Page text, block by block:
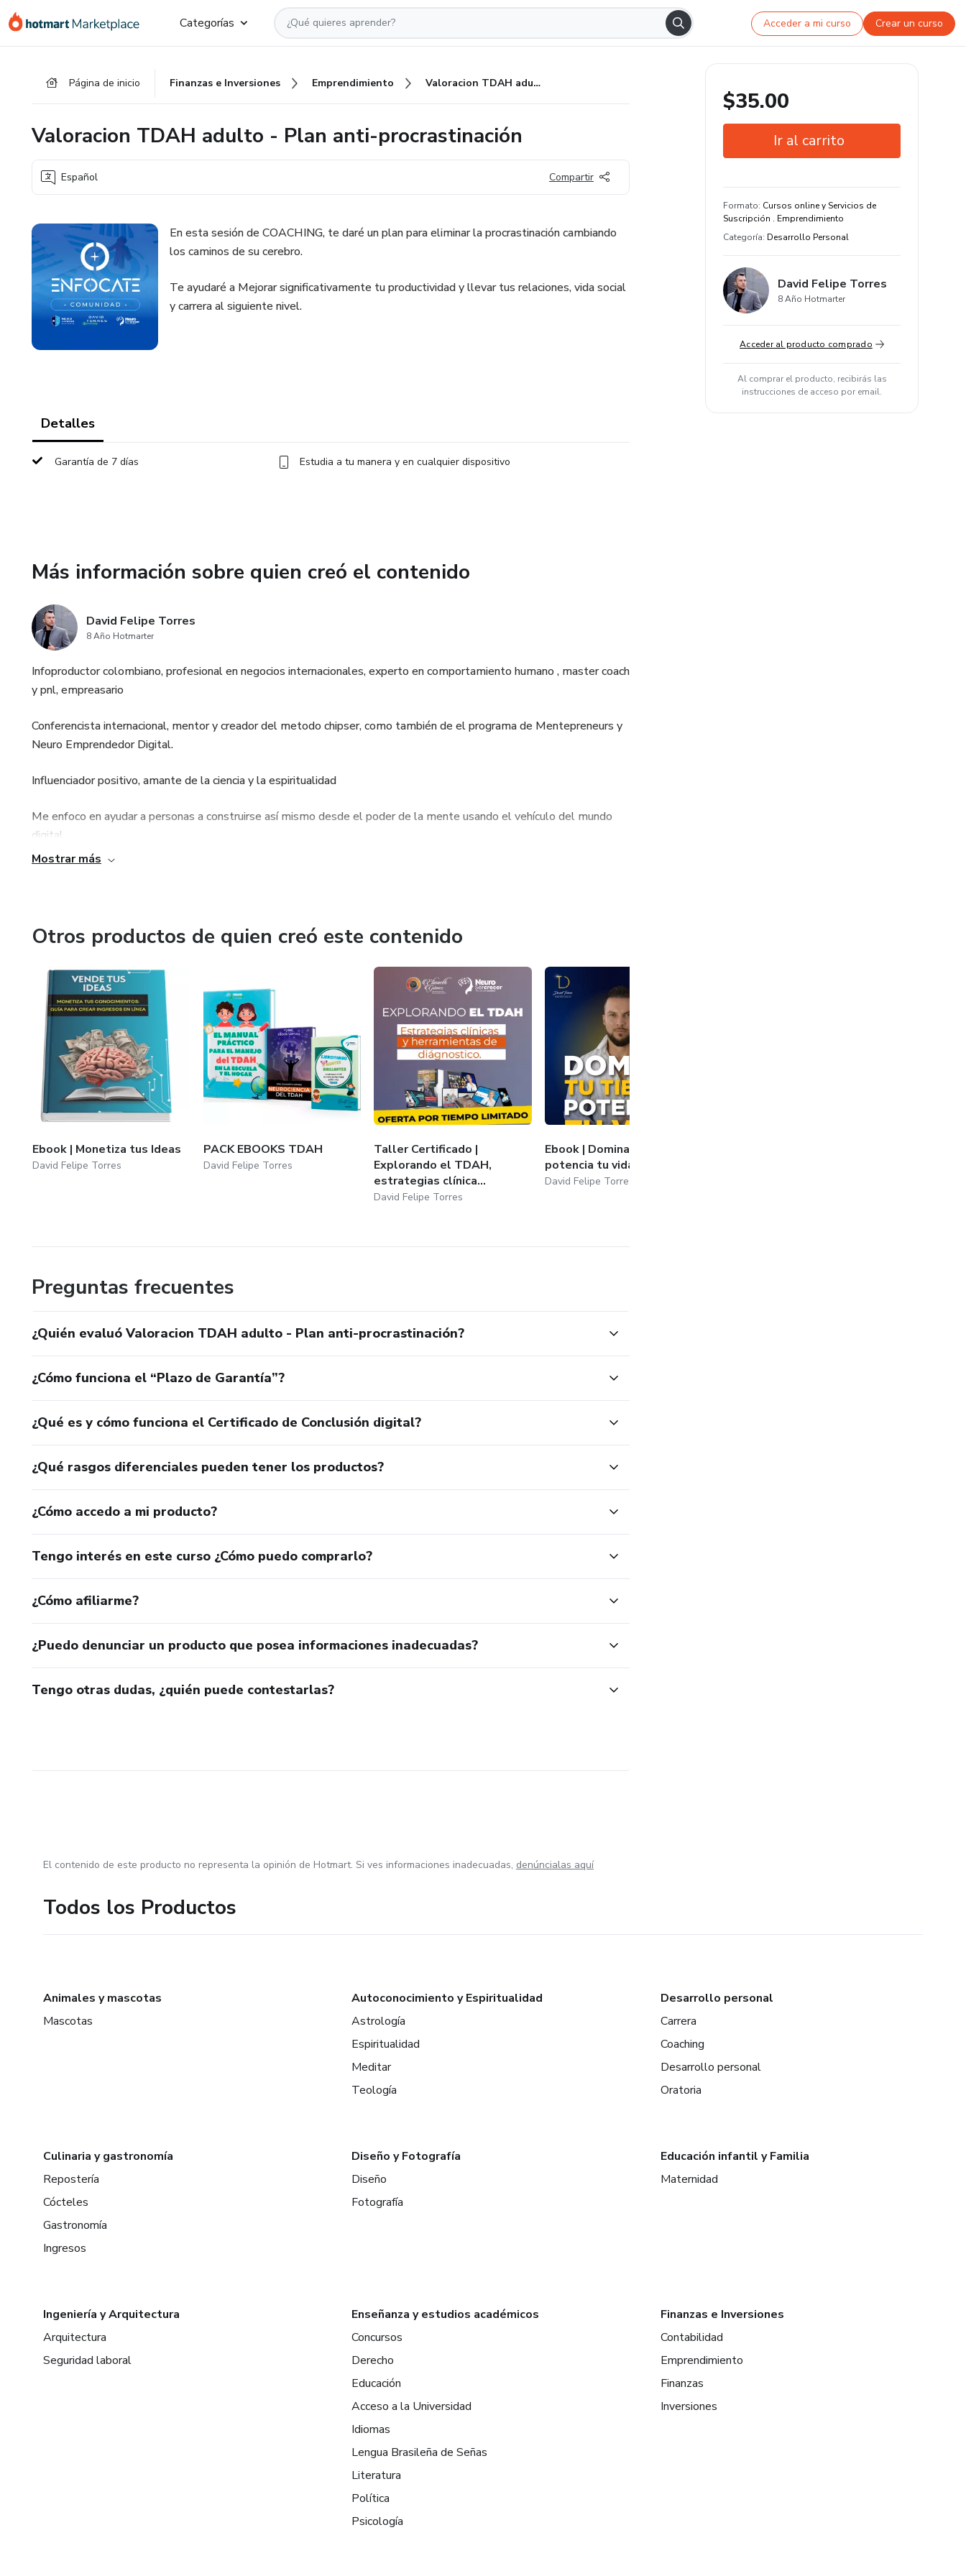
Categorías Acceder a mi curso Crear un curso
Página de inicio Finanzas e Inversiones Emprendimiento Valoracion TDAH adulto - Plan anti-procrastinación
Valoracion TDAH adulto - Plan anti-procrastinación
Español Compartir
En esta sesión de COACHING, te daré un plan para eliminar la procrastinación cambiando
los caminos de su cerebro.
Te ayudaré a Mejorar significativamente tu productividad y llevar tus relaciones, vida social
y carrera al siguiente nivel.
Detalles
Garantía de 7 días Estudia a tu manera y en cualquier dispositivo
Más información sobre quien creó el contenido
David Felipe Torres
8 Año Hotmarter
Infoproductor colombiano, profesional en negocios internacionales, experto en comportamiento humano , master coach
y pnl, empreasario
Conferencista internacional, mentor y creador del metodo chipser, como también de el programa de Mentepreneurs y
Neuro Emprendedor Digital.
Influenciador positivo, amante de la ciencia y la espiritualidad
Me enfoco en ayudar a personas a construirse así mismo desde el poder de la mente usando el vehículo del mundo
digital
Mostrar más
Otros productos de quien creó este contenido
Ebook | Monetiza tus Ideas
David Felipe Torres
PACK EBOOKS TDAH
David Felipe Torres
Taller Certificado |
Explorando el TDAH,
estrategias clínica...
David Felipe Torres
Ebook | Domina tu tiempo,
potencia tu vida
David Felipe Torres
Preguntas frecuentes
¿Quién evaluó Valoracion TDAH adulto - Plan anti-procrastinación?
¿Cómo funciona el “Plazo de Garantía”?
¿Qué es y cómo funciona el Certificado de Conclusión digital?
¿Qué rasgos diferenciales pueden tener los productos?
¿Cómo accedo a mi producto?
Tengo interés en este curso ¿Cómo puedo comprarlo?
¿Cómo afiliarme?
¿Puedo denunciar un producto que posea informaciones inadecuadas?
Tengo otras dudas, ¿quién puede contestarlas?
$35.00
Ir al carrito
Estudia a tu manera y en cualquier
dispositivo
Formato: Cursos online y Servicios de
Suscripción . Emprendimiento
Categoría: Desarrollo Personal
David Felipe Torres
8 Año Hotmarter
Acceder al producto comprado
Al comprar el producto, recibirás las
instrucciones de acceso por email.
El contenido de este producto no representa la opinión de Hotmart. Si ves informaciones inadecuadas, denúncialas aquí
Todos los Productos
Animales y mascotas
Mascotas
Autoconocimiento y Espiritualidad
Astrología
Espiritualidad
Meditar
Teología
Desarrollo personal
Carrera
Coaching
Desarrollo personal
Oratoria
Culinaria y gastronomía
Repostería
Cócteles
Gastronomía
Ingresos
Diseño y Fotografía
Diseño
Fotografía
Educación infantil y Familia
Maternidad
Ingeniería y Arquitectura
Arquitectura
Seguridad laboral
Enseñanza y estudios académicos
Concursos
Derecho
Educación
Acceso a la Universidad
Idiomas
Lengua Brasileña de Señas
Literatura
Política
Psicología
Finanzas e Inversiones
Contabilidad
Emprendimiento
Finanzas
Inversiones